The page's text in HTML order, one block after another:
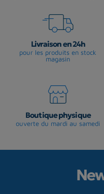
Livraison en 24h
pour les produits en stock
magasin
Boutique physique
ouverte du mardi au samedi